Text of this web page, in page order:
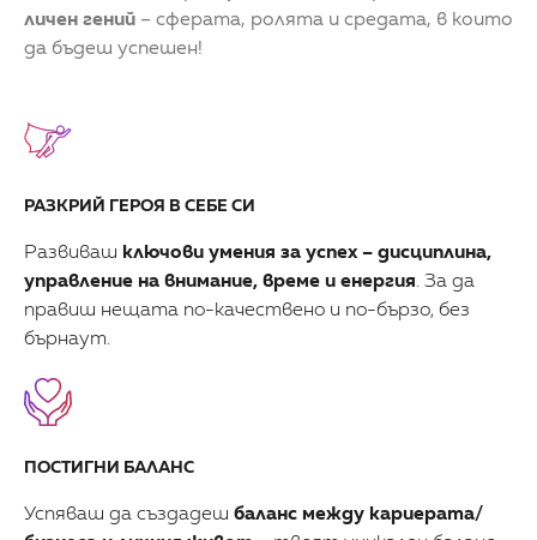
личен гений – сферата, ролята и средата, в които
да бъдеш успешен!
РАЗКРИЙ ГЕРОЯ В СЕБЕ СИ
Развиваш ключови умения за успех – дисциплина,
управление на внимание, време и енергия. За да
правиш нещата по-качествено и по-бързо, без
бърнаут.
ПОСТИГНИ БАЛАНС
Успяваш да създадеш баланс между кариерата/